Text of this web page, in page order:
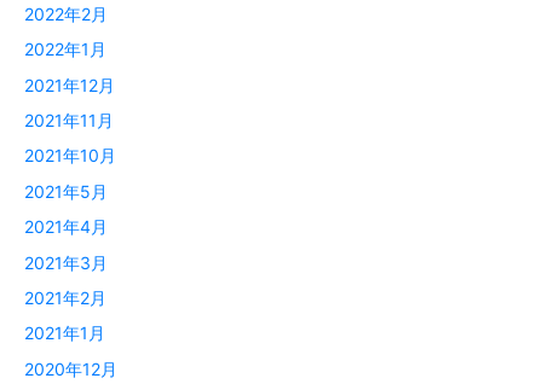
2022年2月
2022年1月
2021年12月
2021年11月
2021年10月
2021年5月
2021年4月
2021年3月
2021年2月
2021年1月
2020年12月